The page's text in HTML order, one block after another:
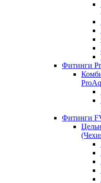
Фитинги
Фитинги